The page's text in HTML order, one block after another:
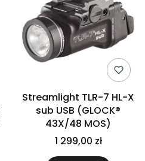
Streamlight TLR-7 HL-X
sub USB (GLOCK®
43X/48 MOS)
1 299,00 zł